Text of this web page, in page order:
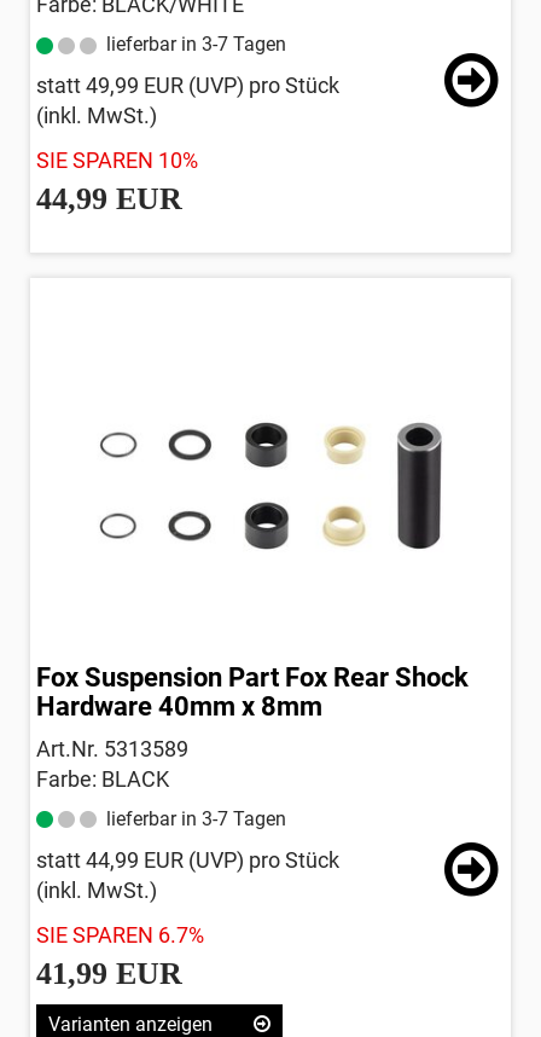
lieferbar in 3-7 Tagen
statt49,99 EUR (UVP) pro Stück
(inkl. MwSt.)
SIE SPAREN 10%
44,99 EUR
Fox Suspension Part Fox Rear Shock
Hardware 40mm x 8mm
Art.Nr. 5313589
Farbe: BLACK
lieferbar in 3-7 Tagen
statt44,99 EUR (UVP) pro Stück
(inkl. MwSt.)
SIE SPAREN 6.7%
41,99 EUR
Varianten anzeigen